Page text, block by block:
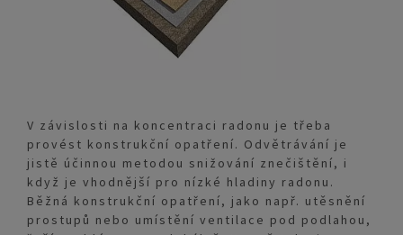
V závislosti na koncentraci radonu je třeba
provést konstrukční opatření. Odvětrávání je
jistě účinnou metodou snižování znečištění, i
když je vhodnější pro nízké hladiny radonu.
Běžná konstrukční opatření, jako např. utěsnění
prostupů nebo umístění ventilace pod podlahou,